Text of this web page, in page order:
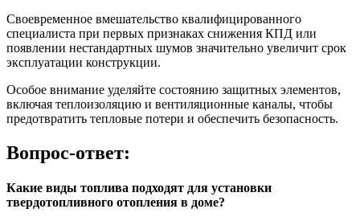
Своевременное вмешательство квалифицированного
специалиста при первых признаках снижения КПД или
появлении нестандартных шумов значительно увеличит срок
эксплуатации конструкции.
Особое внимание уделяйте состоянию защитных элементов,
включая теплоизоляцию и вентиляционные каналы, чтобы
предотвратить тепловые потери и обеспечить безопасность.
Вопрос-ответ:
Какие виды топлива подходят для установки
твердотопливного отопления в доме?